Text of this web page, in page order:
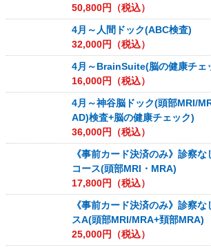
50,800円（税込）
4月～人間ドック(ABC検査)
32,000円（税込）
4月～BrainSuite(脳の健康チェ
16,000円（税込）
4月～神谷脳ドック(頭部MRI/
AD)検査+脳の健康チェック)
36,000円（税込）
《事前カード決済のみ》診察
コース(頭部MRI・MRA)
17,800円（税込）
《事前カード決済のみ》診察
スA(頭部MRI/MRA+頚部MRA)
25,000円（税込）